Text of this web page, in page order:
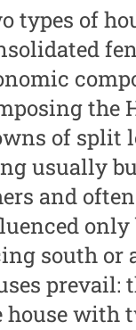
XV / Nr. 15 /
XIV / Nr. 14
XII / Nr. 13 /
Complet
types of
the
of split
usually
and
only
south or
prevail:
house with